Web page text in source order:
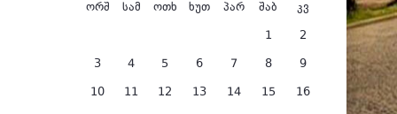
ორშ სამ ოთხ ხუთ პარ შაბ კვ
1 2
3 4 5 6 7 8 9
10 11 12 13 14 15 16